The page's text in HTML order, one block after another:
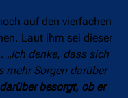
auf den vierfachen
Laut ihm sei dieser
„Ich denke, dass sich
mehr Sorgen darüber
besorgt, ob er